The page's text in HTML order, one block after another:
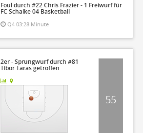
Foul durch #22 Chris Frazier - 1 Freiwurf für
FC Schalke 04 Basketball
Q4 03:28 Minute
2er - Sprungwurf durch #81
Tibor Taras getroffen
55